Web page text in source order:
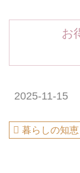
お
2025-11-15
暮らしの知恵